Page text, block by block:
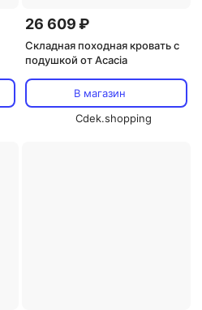
26 609 ₽
Складная походная кровать с
подушкой от Acacia
В магазин
Cdek.shopping